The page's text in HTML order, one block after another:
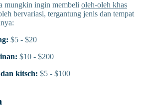
mungkin ingin membeli oleh-oleh khas
bervariasi, tergantung jenis dan tempat
$5 - $20
$10 - $200
kitsch: $5 - $100